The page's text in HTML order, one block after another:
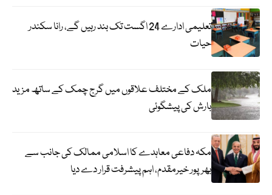
تعلیمی ادارے 24 اگست تک بند رہیں گے، رانا سکندر
حیات
ملک کے مختلف علاقوں میں گرج چمک کے ساتھ مزید
بارش کی پیشگوئی
مکہ دفاعی معاہدے کا اسلامی ممالک کی جانب سے
بھرپور خیرمقدم، اہم پیشرفت قرار دے دیا